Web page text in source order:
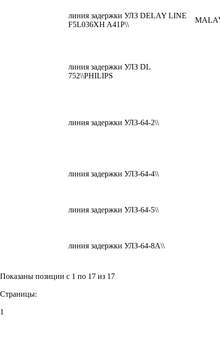
линия задержки УЛЗ DELAY LINE
F5L036XH A41P\\
линия задержки УЛЗ DL
752\\PHILIPS
линия задержки УЛЗ-64-2\\
линия задержки УЛЗ-64-4\\
линия задержки УЛЗ-64-5\\
линия задержки УЛЗ-64-8А\\
Показаны позиции с 1 по 17 из 17
Страницы:
1